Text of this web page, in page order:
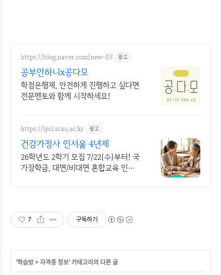
https://blog.naver.com/new-03 광고
공부안하니x공다모
학점은행제, 안전하게 진행하고 싶다면
전문멘토와 함께 시작하세요!
https://ipsi.scau.ac.kr 광고
건강가정사 인서울 4년제
26학년도 2학기 모집 7/22(수)부터! 국
가장학금, 대면/비대면 혼합교육 인서
7 구독하기
'학습방>자격증 정보' 카테고리의 다른 글